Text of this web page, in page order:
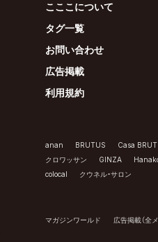
こここについて
タグ一覧
お問い合わせ
広告掲載
利用規約
anan BRUTUS Casa
クロワッサン
GINZA
colocal
クウネル・サロン
マガジンワールド 広告掲載（全